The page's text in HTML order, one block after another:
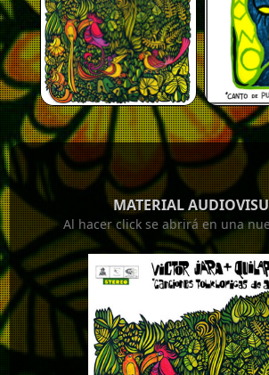
MATERIAL
Al hacer click se abrirá en una